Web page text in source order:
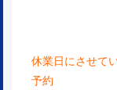
休業日にさせて
予約